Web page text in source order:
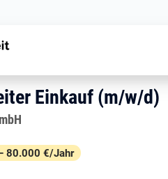
zu:
Einkauf (m/
Einkauf (m/w/d)
Einkauf (m/w/d)
Merkmale
80.000 €/Jahr